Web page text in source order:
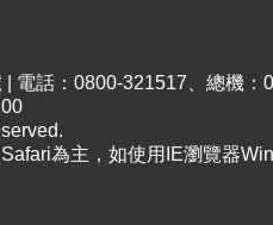
電話：0800-321517、總機
為主，如使用IE瀏覽器